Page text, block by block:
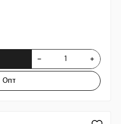
Опт